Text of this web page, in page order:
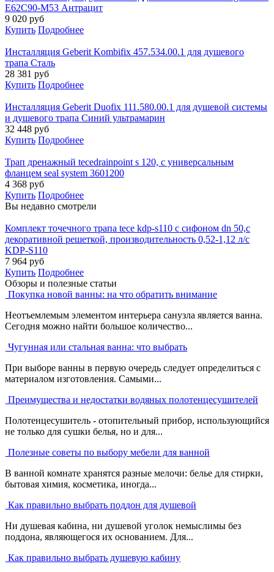
E62C90-M53 Антрацит
9 020 руб
Купить Подробнее
Инсталляция Geberit Kombifix 457.534.00.1 для душевого
трапа Сталь
28 381 руб
Купить Подробнее
Инсталляция Geberit Duofix 111.580.00.1 для душевой системы
и душевого трапа Синий ультрамарин
32 448 руб
Купить Подробнее
Трап дренажный tecedrainpoint s 120, с универсальным
фланцем seal system 3601200
4 368 руб
Купить Подробнее
Вы недавно смотрели
Комплект точечного трапа tece kdp-s110 с сифоном dn 50,с
декоративной решеткой, производительность 0,52-1,12 л/с
KDP-S110
7 964 руб
Купить Подробнее
Обзоры и полезные статьи
Покупка новой ванны: на что обратить внимание
Неотъемлемым элементом интерьера санузла является ванна.
Сегодня можно найти большое количество...
Чугунная или стальная ванна: что выбрать
При выборе ванны в первую очередь следует определиться с
материалом изготовления. Самыми...
Преимущества и недостатки водяных полотенцесушителей
Полотенцесушитель - отопительный прибор, использующийся
не только для сушки белья, но и для...
Полезные советы по выбору мебели для ванной
В ванной комнате хранятся разные мелочи: белье для стирки,
бытовая химия, косметика, иногда...
Как правильно выбрать поддон для душевой
Ни душевая кабина, ни душевой уголок немыслимы без
поддона, являющегося их основанием. Для...
Как правильно выбрать душевую кабину